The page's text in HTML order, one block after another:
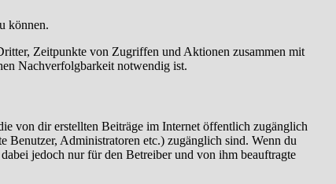
können.
Zeitpunkte von Zugriffen und Aktionen zusammen mit
Nachverfolgbarkeit notwendig ist.
von dir erstellten Beiträge im Internet öffentlich zugänglich
Benutzer, Administratoren etc.) zugänglich sind. Wenn du
jedoch nur für den Betreiber und von ihm beauftragte